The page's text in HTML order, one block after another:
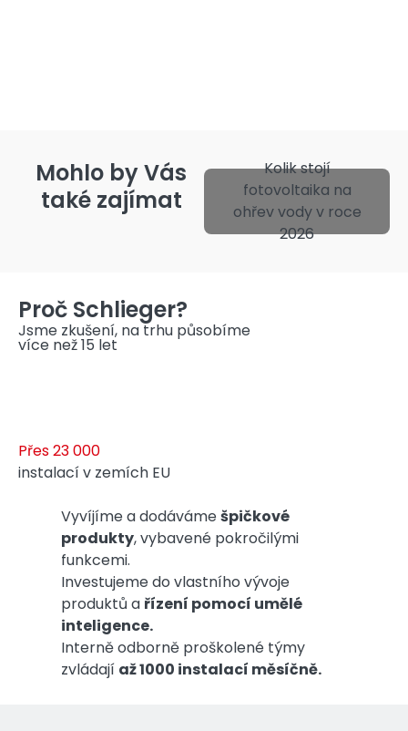
Mohlo by Vás
také zajímat
Kolik stojí
fotovoltaika na
ohřev vody v roce
2026
Proč Schlieger?
Jsme zkušení, na trhu působíme
více než 15 let
Přes 23 000
instalací v zemích EU
Vyvíjíme a dodávámešpičkové
produkty, vybavené pokročilými
funkcemi.
Investujeme do vlastního vývoje
produktů a řízení pomocí umělé
inteligence.
Interně odborně proškolené týmy
zvládají až 1000 instalací měsíčně.